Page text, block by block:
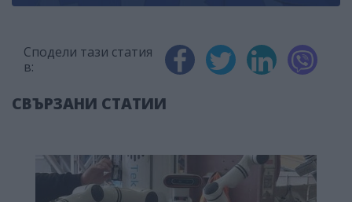
Сподели тази статия
в:
СВЪРЗАНИ СТАТИИ